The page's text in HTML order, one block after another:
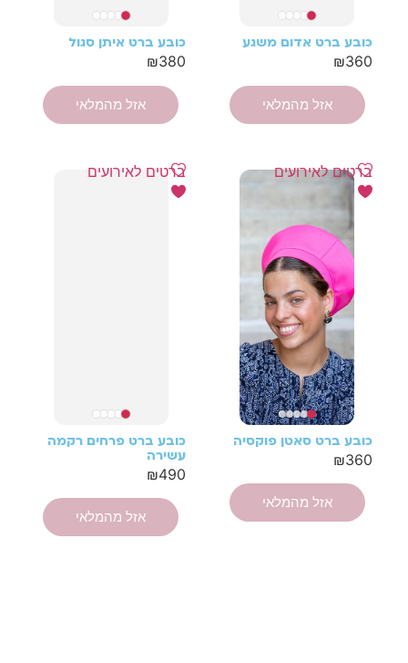
כובע ברט אדום משגע
₪360
אזל מהמלאי
כובע ברט איתן סגול
₪380
אזל מהמלאי
כובע ברט סאטן פוקסיה
₪360
אזל מהמלאי
ברטים לאירועים
כובע ברט פרחים רקמה
עשירה
₪490
אזל מהמלאי
ברטים לאירועים